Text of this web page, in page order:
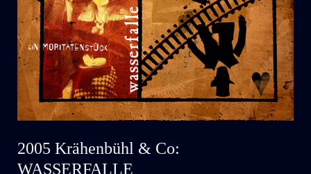
2005 Krähenbühl & Co:
WASSERFALLE